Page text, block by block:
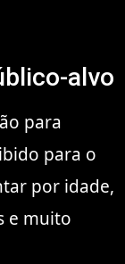
alvo
para
para o
por idade,
e muito